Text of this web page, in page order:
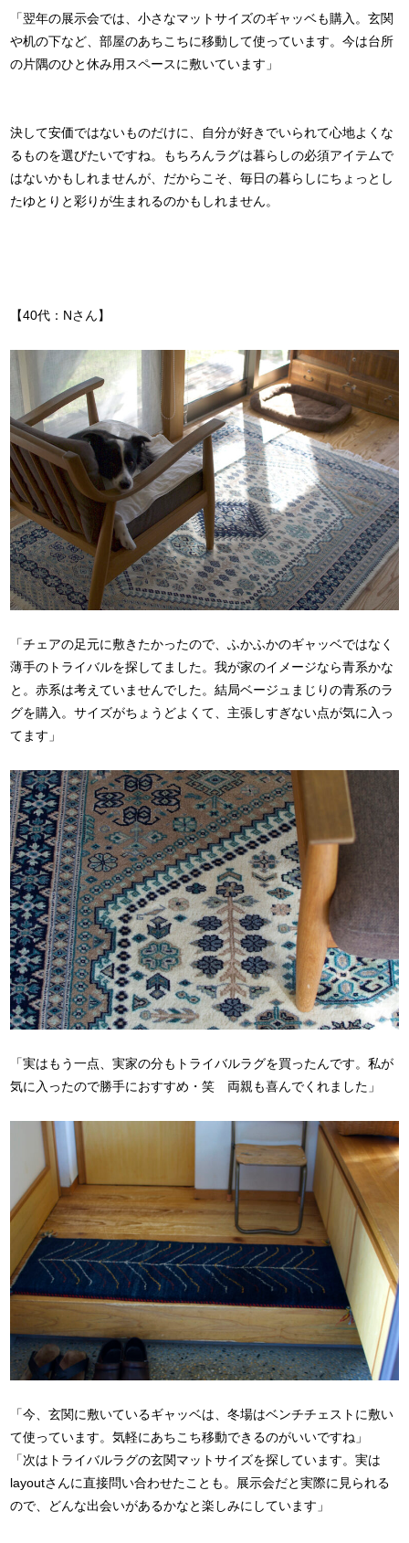
「翌年の展示会では、小さなマットサイズのギャッベも購入。玄関
や机の下など、部屋のあちこちに移動して使っています。今は台所
の片隅のひと休み用スペースに敷いています」
決して安価ではないものだけに、自分が好きでいられて心地よくな
るものを選びたいですね。もちろんラグは暮らしの必須アイテムで
はないかもしれませんが、だからこそ、毎日の暮らしにちょっとし
たゆとりと彩りが生まれるのかもしれません。
【40代：Nさん】
「チェアの足元に敷きたかったので、ふかふかのギャッベではなく
薄手のトライバルを探してました。我が家のイメージなら青系かな
と。赤系は考えていませんでした。結局ベージュまじりの青系のラ
グを購入。サイズがちょうどよくて、主張しすぎない点が気に入っ
てます」
「実はもう一点、実家の分もトライバルラグを買ったんです。私が
気に入ったので勝手におすすめ・笑 両親も喜んでくれました」
「今、玄関に敷いているギャッベは、冬場はベンチチェストに敷い
て使っています。気軽にあちこち移動できるのがいいですね」
「次はトライバルラグの玄関マットサイズを探しています。実は
layoutさんに直接問い合わせたことも。展示会だと実際に見られる
ので、どんな出会いがあるかなと楽しみにしています」